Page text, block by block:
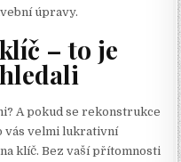
úpravy.
– to je
A pokud se rekonstrukce
vás velmi lukrativní
klíč. Bez vaší přítomnosti